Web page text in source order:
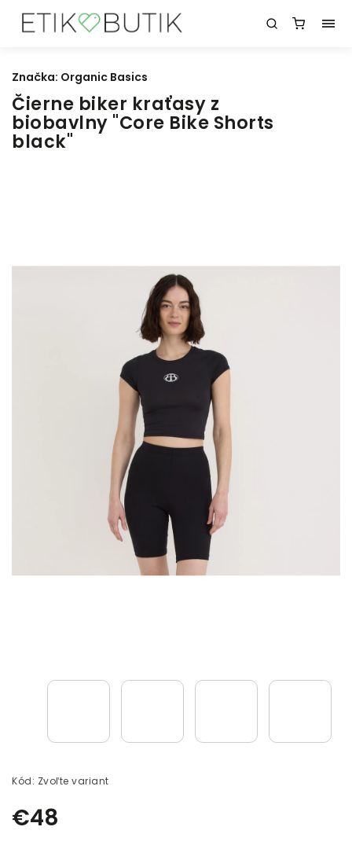
Čierne biker kraťasy z
biobavlny "Core Bike Shorts
black"
Kód: Zvoľte variant
€48
Značka: Organic Basics